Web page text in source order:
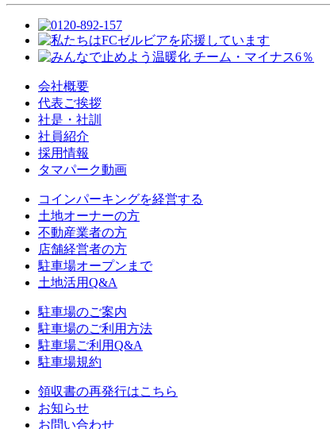
会社概要
代表ご挨拶
社是・社訓
社員紹介
採用情報
タマパーク動画
コインパーキングを経営する
土地オーナーの方
不動産業者の方
店舗経営者の方
駐車場オープンまで
土地活用Q&A
駐車場のご案内
駐車場のご利用方法
駐車場ご利用Q&A
駐車場規約
領収書の再発行はこちら
お知らせ
お問い合わせ